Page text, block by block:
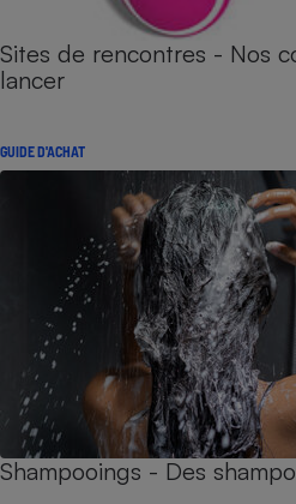
Sites de rencontres - Nos
lancer
GUIDE D'ACHAT
Shampooings - Des